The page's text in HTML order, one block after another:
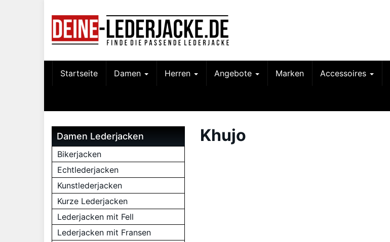
Startseite Damen Herren Angebote Marken Accessoires
Khujo
Damen Lederjacken
Bikerjacken
Echtlederjacken
Kunstlederjacken
Kurze Lederjacken
Lederjacken mit Fell
Lederjacken mit Fransen